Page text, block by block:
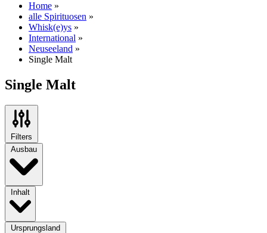
Home »
alle Spirituosen »
Whisk(e)ys »
International »
Neuseeland »
Single Malt
Single Malt
Filters
Ausbau
Inhalt
Ursprungsland